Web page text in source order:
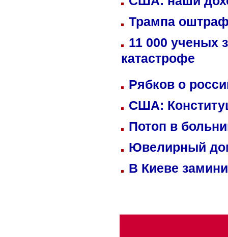
Трампа
11 000 ученых
катастрофе
Рябков о
США:
Потоп в
Ювелирный
В Киеве